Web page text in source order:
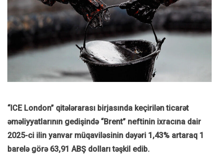
“ICE London” qitələrarası birjasında keçirilən ticarət
əməliyyatlarının gedişində “Brent” neftinin ixracına dair
2025-ci ilin yanvar müqaviləsinin dəyəri 1,43% artaraq 1
barelə görə 63,91 ABŞ dolları təşkil edib.